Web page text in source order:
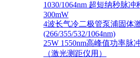
1030/1064nm 超短纳秒脉
300mW
4波长气冷二极管泵浦固体
(266/355/532/1064nm)
25W 1550nm高峰值功率脉
（激光测距仪用）